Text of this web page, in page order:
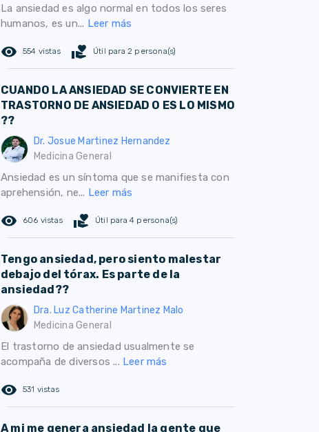
La ansiedad es algo normal en todos los seres
humanos, es un... Leer más
remove_red_eye 554 vistas volunteer_activism Útil para 2 persona(s)
CUANDO LA ANSIEDAD SE CONVIERTE EN
TRASTORNO DE ANSIEDAD O ES LO MISMO
??
Dr. Josue Martinez Hernandez
Medicina General
Ansiedad es un síntoma que se manifiesta con
aprehensión, ne... Leer más
remove_red_eye 606 vistas volunteer_activism Útil para 4 persona(s)
Tengo ansiedad, pero siento malestar
debajo del tórax. Es parte de la
ansiedad??
Dra. Luz Catherine Martinez Malo
Medicina General
El trastorno de ansiedad usualmente se
acompaña de diversos ... Leer más
remove_red_eye 531 vistas
A mi me genera ansiedad la gente que